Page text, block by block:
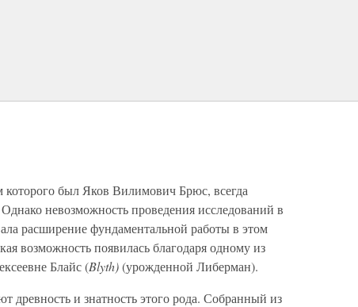
которого был Яков Вилимович Брюс, всегда
невозможность проведения исследований в
расширение фундаментальной работы в этом
возможность появилась благодаря одному из
Блайс (Blyth)(урожденной Либерман).
древность и знатность этого рода. Собранный из